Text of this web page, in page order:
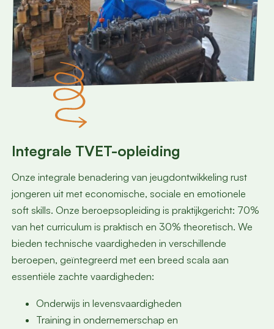
Integrale TVET-opleiding
Onze integrale benadering van jeugdontwikkeling rust
jongeren uit met economische, sociale en emotionele
soft skills. Onze beroepsopleiding is praktijkgericht: 70%
van het curriculum is praktisch en 30% theoretisch. We
bieden technische vaardigheden in verschillende
beroepen, geïntegreerd met een breed scala aan
essentiële zachte vaardigheden:
Onderwijs in levensvaardigheden
Training in ondernemerschap en